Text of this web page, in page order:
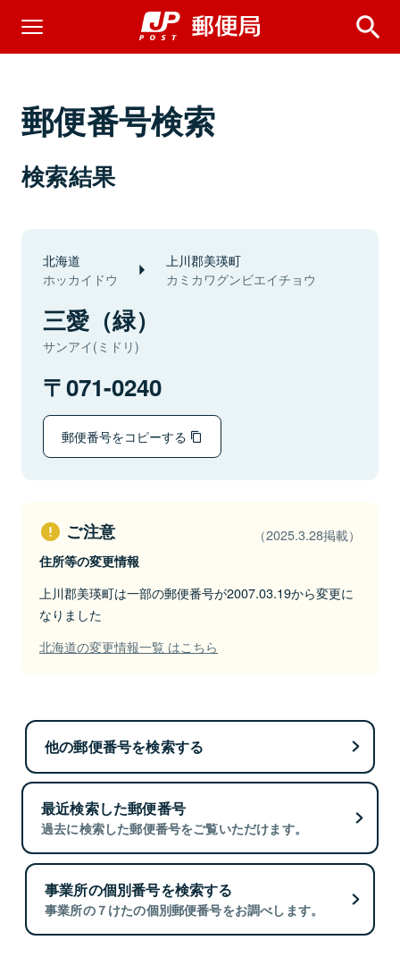
郵便番号検索
検索結果
北海道
ホッカイドウ
上川郡美瑛町
カミカワグンビエイチョウ
三愛（緑）
サンアイ(ミドリ)
071-0240
郵便番号をコピーする
ご注意 （2025.3.28掲載）
住所等の変更情報
上川郡美瑛町は一部の郵便番号が2007.03.19から変更に
なりました
北海道の変更情報一覧 はこちら
他の郵便番号を検索する
最近検索した郵便番号
過去に検索した郵便番号をご覧いただけます。
事業所の個別番号を検索する
事業所の７けたの個別郵便番号をお調べします。